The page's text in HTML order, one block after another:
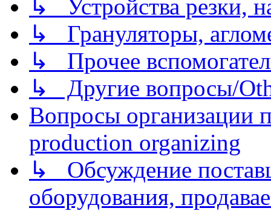
↳ Устройства резки,
↳ Грануляторы,
↳ Прочее
↳ Другие вопросы/
Вопросы организации
production organizing
↳ Обсуждение
оборудования,